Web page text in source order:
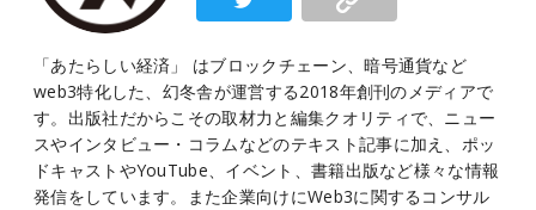
「あたらしい経済」 はブロックチェーン、暗号通貨など
web3特化した、幻冬舎が運営する2018年創刊のメディアで
す。出版社だからこその取材力と編集クオリティで、ニュー
スやインタビュー・コラムなどのテキスト記事に加え、ポッ
ドキャストやYouTube、イベント、書籍出版など様々な情報
発信をしています。また企業向けにWeb3に関するコンサル